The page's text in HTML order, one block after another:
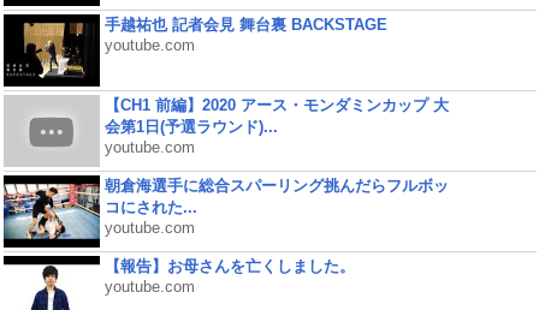
手越祐也 記者会見 舞台裏 BACKSTAGE
youtube.com
【CH1 前編】2020 アース・モンダミンカップ 大
会第1日(予選ラウンド)...
youtube.com
朝倉海選手に総合スパーリング挑んだらフルボッ
コにされた...
youtube.com
【報告】お母さんを亡くしました。
youtube.com